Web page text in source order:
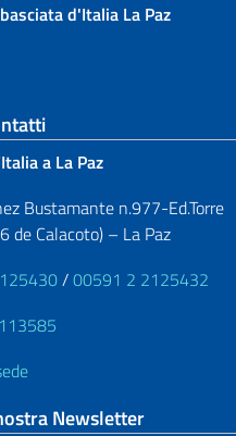
d'Italia La Paz
footer
a La Paz
Bustamante n.977-Ed.Torre
de Calacoto) – La Paz
/00591 2 2125432
Newsletter